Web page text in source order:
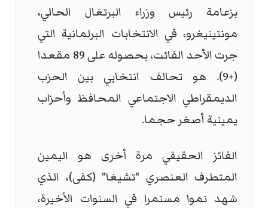
بزعامة رئيس وزراء البرتغال الحالي،
مونتينيغرو، في الانتخابات البرلمانية التي
جرت الأحد الفائت، بحصوله على 89 مقعدا
(+9). هو تحالف انتخابي بين الحزب
الديمقراطي الاجتماعي المحافظ وأحزاب
يمينية أصغر حجما.
الفائز الحقيقي مرة أخرى هو اليمين
المتطرف العنصري "تشيغا" (كفى)، الذي
شهد نموا مستمرا في السنوات الأخيرة،